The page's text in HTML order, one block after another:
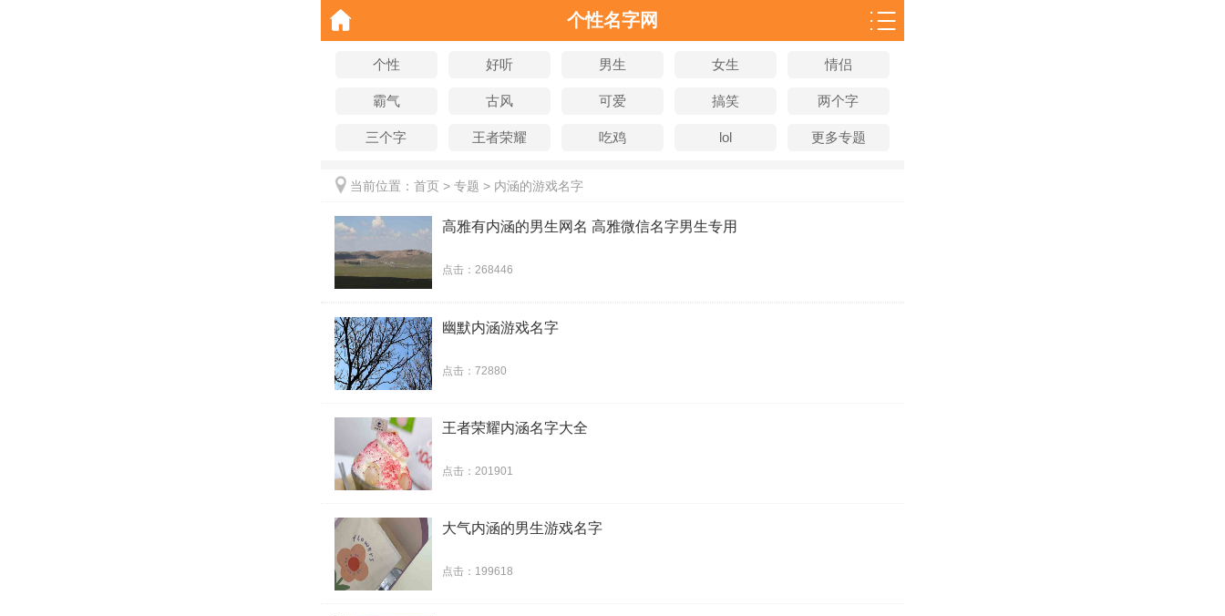
个性名字网
个性 好听 男生 女生 情侣
霸气 古风 可爱 搞笑 两个字
三个字 王者荣耀 吃鸡 lol 更多专题
当前位置： 首页 > 专题 > 内涵的游戏名字
高雅有内涵的男生网名 高雅微信名字男生专用
点击：268446
幽默内涵游戏名字
点击：72880
王者荣耀内涵名字大全
点击：201901
大气内涵的男生游戏名字
点击：199618